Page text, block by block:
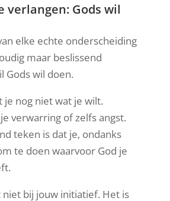
verlangen: Gods wil
elke echte onderscheiding
maar beslissend
Gods wil doen.
je nog niet wat je wilt.
verwarring of zelfs angst.
teken is dat je, ondanks
te doen waarvoor God je
niet bij jouw initiatief. Het is